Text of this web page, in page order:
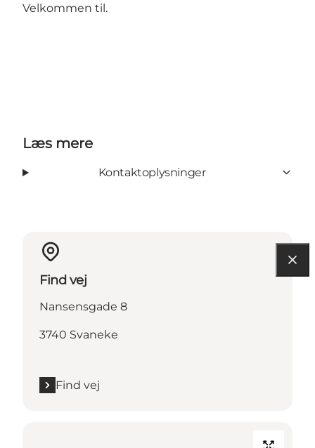
Velkommen til.
Læs mere
Kontaktoplysninger
Find vej
Nansensgade 8
3740 Svaneke
Find vej